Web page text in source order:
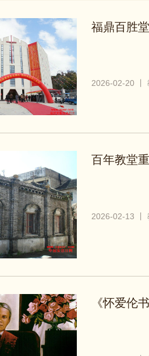
福鼎百胜
2026-02-20 丨
百年教堂
2026-02-13 丨
《怀爱伦